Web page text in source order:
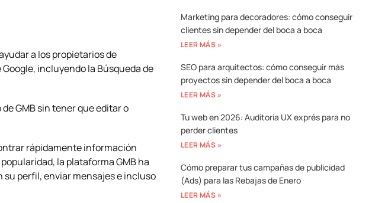
a los propietarios de
incluyendo la Búsqueda de
GMB sin tener que editar o
rápidamente información
la plataforma GMB ha
perfil, enviar mensajes e incluso
Marketing para decoradores: cómo conseguir
clientes sin depender del boca a boca
LEER MÁS »
SEO para arquitectos: cómo conseguir más
proyectos sin depender del boca a boca
LEER MÁS »
Tu web en 2026: Auditoría UX exprés para no
perder clientes
LEER MÁS »
Cómo preparar tus campañas de publicidad
(Ads) para las Rebajas de Enero
LEER MÁS »